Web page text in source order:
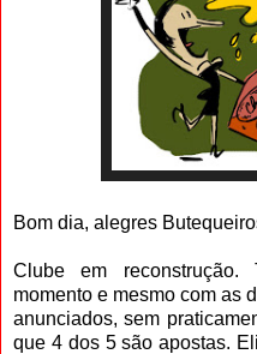
Bom dia, alegres
Clube em
momento e mesmo com as
anunciados, sem
que 4 dos 5 são apostas.